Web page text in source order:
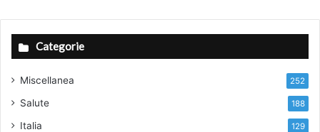
Categorie
Miscellanea 252
Salute 188
Italia 129